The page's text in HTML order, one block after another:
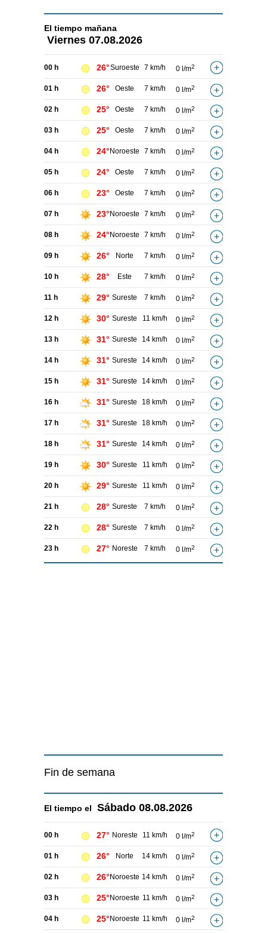
El tiempo mañana
Viernes 07.08.2026
00 h 26°Suroeste 7 km/h 0 l/m2
01 h 26° Oeste 7 km/h 0 l/m2
02 h 25° Oeste 7 km/h 0 l/m2
03 h 25° Oeste 7 km/h 0 l/m2
04 h 24° Noroeste 7 km/h 0 l/m2
05 h 24° Oeste 7 km/h 0 l/m2
06 h 23° Oeste 7 km/h 0 l/m2
07 h 23° Noroeste 7 km/h 0 l/m2
08 h 24° Noroeste 7 km/h 0 l/m2
09 h 26° Norte 7 km/h 0 l/m2
10 h 28° Este 7 km/h 0 l/m2
11 h 29° Sureste 7 km/h 0 l/m2
12 h 30° Sureste 11 km/h 0 l/m2
13 h 31° Sureste 14 km/h 0 l/m2
14 h 31° Sureste 14 km/h 0 l/m2
15 h 31° Sureste 14 km/h 0 l/m2
16 h 31° Sureste 18 km/h 0 l/m2
17 h 31° Sureste 18 km/h 0 l/m2
18 h 31° Sureste 14 km/h 0 l/m2
19 h 30° Sureste 11 km/h 0 l/m2
20 h 29° Sureste 11 km/h 0 l/m2
21 h 28° Sureste 7 km/h 0 l/m2
22 h 28° Sureste 7 km/h 0 l/m2
23 h 27° Noreste 7 km/h 0 l/m2
Fin de semana
El tiempo el Sábado 08.08.2026
00 h 27° Noreste 11 km/h 0 l/m2
01 h 26° Norte 14 km/h 0 l/m2
02 h 26° Noroeste 14 km/h 0 l/m2
03 h 25° Noroeste 11 km/h 0 l/m2
04 h 25° Noroeste 11 km/h 0 l/m2